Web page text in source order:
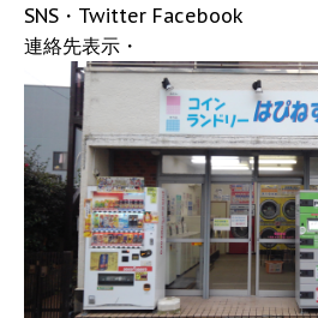
SNS・Twitter Facebook
連絡先表示・